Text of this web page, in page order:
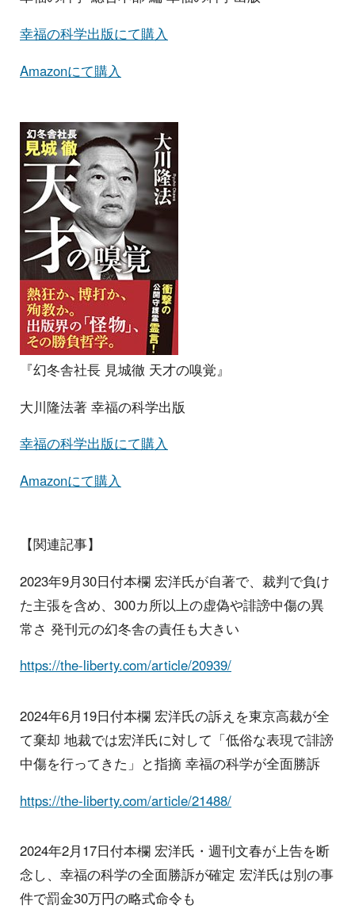
幸福の科学出版にて購入
Amazonにて購入
『幻冬舎社長 見城徹 天才の嗅覚』
大川隆法著 幸福の科学出版
幸福の科学出版にて購入
Amazonにて購入
【関連記事】
2023年9月30日付本欄 宏洋氏が自著で、裁判で負け
た主張を含め、300カ所以上の虚偽や誹謗中傷の異
常さ 発刊元の幻冬舎の責任も大きい
https://the-liberty.com/article/20939/
2024年6月19日付本欄 宏洋氏の訴えを東京高裁が全
て棄却 地裁では宏洋氏に対して「低俗な表現で誹謗
中傷を行ってきた」と指摘 幸福の科学が全面勝訴
https://the-liberty.com/article/21488/
2024年2月17日付本欄 宏洋氏・週刊文春が上告を断
念し、幸福の科学の全面勝訴が確定 宏洋氏は別の事
件で罰金30万円の略式命令も